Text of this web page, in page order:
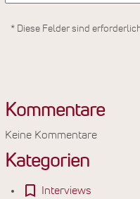
* Diese Felder sind
Kommentare
Keine Kommentare
Kategorien
Interviews